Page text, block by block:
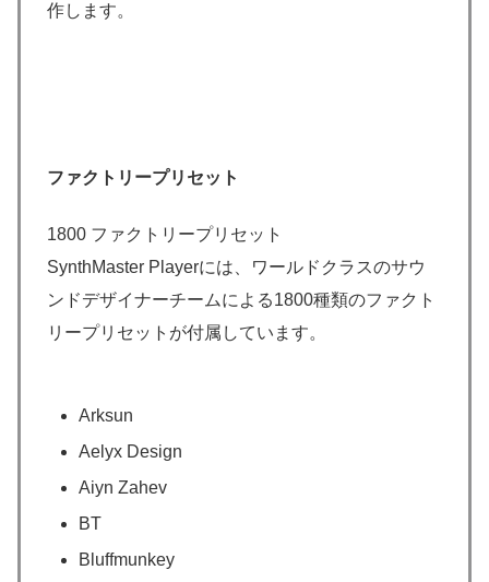
作します。
ファクトリープリセット
1800 ファクトリープリセット
SynthMaster Playerには、ワールドクラスのサウ
ンドデザイナーチームによる1800種類のファクト
リープリセットが付属しています。
Arksun
Aelyx Design
Aiyn Zahev
BT
Bluffmunkey